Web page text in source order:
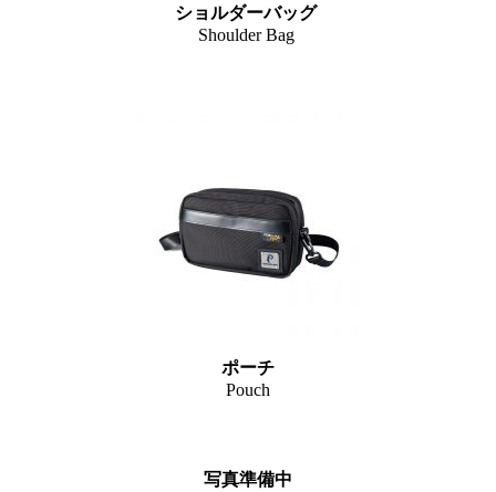
ショルダーバッグ
Shoulder Bag
ポーチ
Pouch
写真準備中